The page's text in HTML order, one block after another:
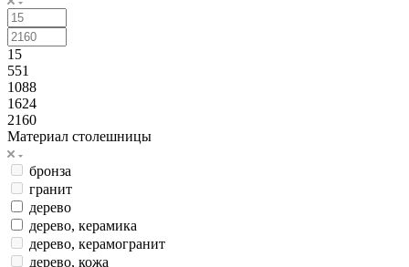
Ширина, см
15
551
1088
1624
2160
Материал столешницы
бронза
гранит
дерево
дерево, керамика